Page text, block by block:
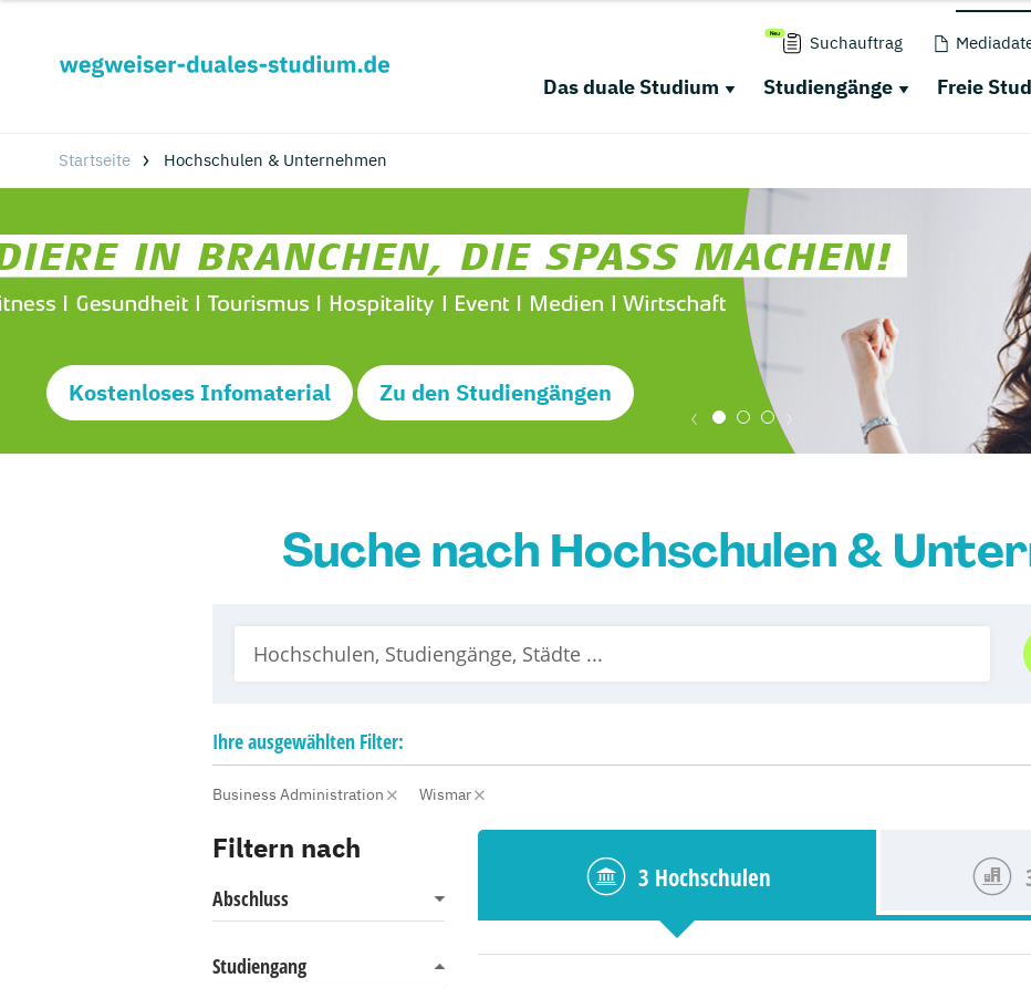
Suchauftrag
Das duale Studium Studiengänge Freie
Startseite Hochschulen & Unternehmen
Kostenloses Infomaterial Zu den Studiengängen
Suche nach Hochschulen &
Ihreausgewählten Filter:
Business Administration Wismar
Filtern nach
Abschluss
Studiengang
3 Hochschulen